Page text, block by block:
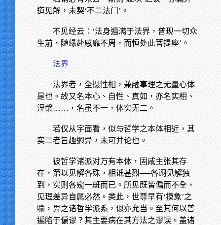
道见解，未契‘不二法门’。
不见经云：‘法身遍满于法界，普现一切众
生前，随缘赴感靡不周，而恒处此菩提座’。
法界
法界者，全摄性相，兼融事理之无量心体
是也。故又名本心、自性、真如，亦名实相、
涅槃……，名虽不一，体实无二。
若仅从字面看，似与哲学之本体相近，其
实二者旨趣迥异，未可并论也。
彼哲学诸派对万有本体，固咸主张其存
在，第以见解各殊，相诋甚烈──各诩见解独
到，实则各窥一斑而已。所见既皆偏而不全，
见理差异自属必然。类此，世尊早有‘摸象’之
喻，畀之诸哲学派系，似亦允当。至其何以普
遍陷于偏谬？其主要病在其方法之谬误。盖诸